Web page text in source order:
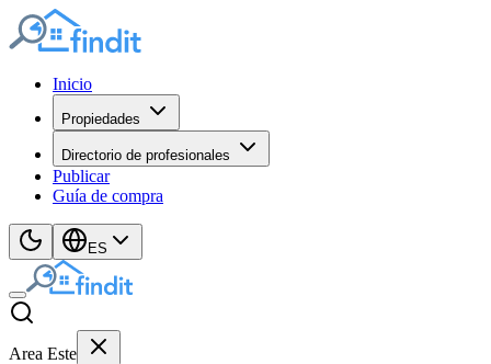
Inicio
Propiedades
Directorio de profesionales
Publicar
Guía de compra
ES
Area Este